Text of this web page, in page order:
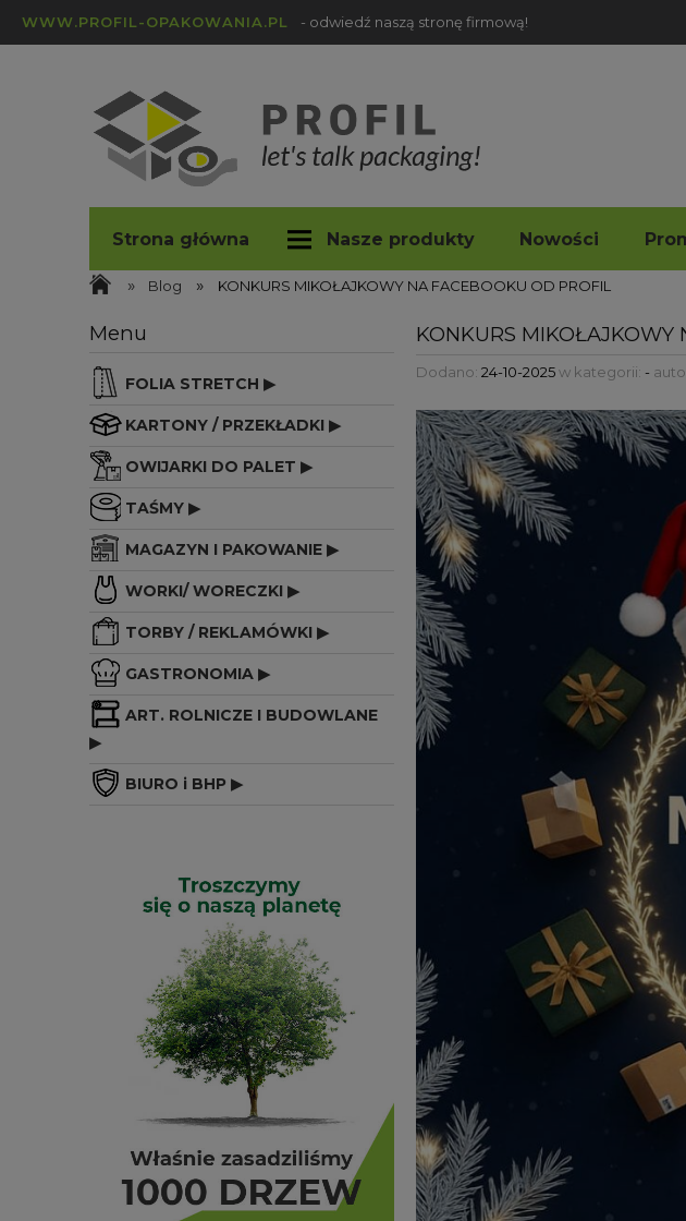
WWW.PROFIL-OPAKOWANIA.PL - odwiedź naszą stronę firmową!
Strona główna Nasze produkty Nowości
profil-opakowania.pl Blog
» Blog » KONKURS MIKOŁAJKOWY NA FACEBOOKU OD PROFIL
Menu
FOLIA STRETCH ▶
KARTONY / PRZEKŁADKI ▶
OWIJARKI DO PALET ▶
TAŚMY ▶
MAGAZYN I PAKOWANIE ▶
WORKI/ WORECZKI ▶
TORBY / REKLAMÓWKI ▶
GASTRONOMIA ▶
ART. ROLNICZE I BUDOWLANE
▶
BIURO i BHP ▶
KONKURS MIKOŁAJKOWY
Dodano: 24-10-2025w kategorii: -